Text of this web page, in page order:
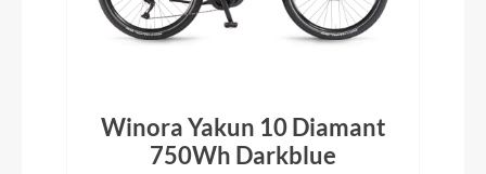
Winora Yakun 10 Diamant
750Wh Darkblue